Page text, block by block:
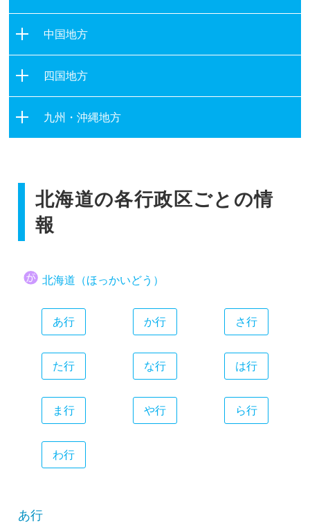
福島県
埼玉県
千葉県
東京都
神奈川県
石川県
福井県
山梨県
長野県
岐阜県
三重県
大阪府
兵庫県
奈良県
和歌山県
中国地方
岡山県
広島県
四国地方
九州・沖縄地方
長崎県
熊本県
鹿児島県
沖縄県
北海道の各行政区ごとの情
報
北海道（ほっかいどう）
あ行 か行 さ行
た行 な行 は行
ま行 や行 ら行
わ行
あ行